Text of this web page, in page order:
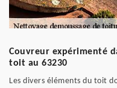
Couvreur expérimenté
toit au 63230
Les divers éléments du toit